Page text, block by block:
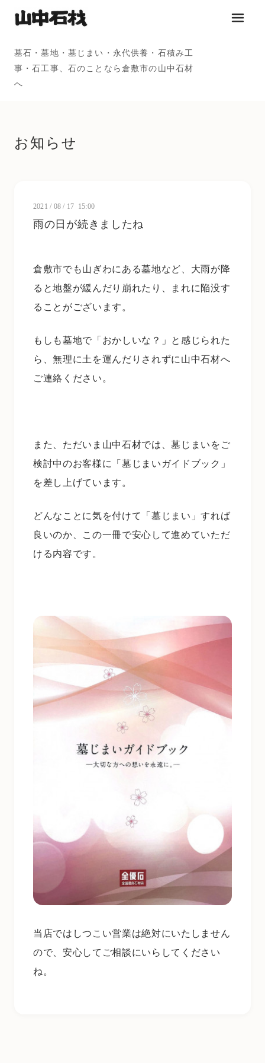
墓石・墓地・墓じまい・永代供養・石積み工
事・石工事、石のことなら倉敷市の山中石材
へ
メニュ
お知らせ
2021 / 08 / 17 15:00
雨の日が続きましたね
倉敷市でも山ぎわにある墓地など、大雨が降
ると地盤が緩んだり崩れたり、まれに陥没す
ることがございます。
もしも墓地で「おかしいな？」と感じられた
ら、無理に土を運んだりされずに山中石材へ
ご連絡ください。
また、ただいま山中石材では、墓じまいをご
検討中のお客様に「墓じまいガイドブック」
を差し上げています。
どんなことに気を付けて「墓じまい」すれば
良いのか、この一冊で安心して進めていただ
ける内容です。
当店ではしつこい営業は絶対にいたしません
ので、安心してご相談にいらしてください
ね。